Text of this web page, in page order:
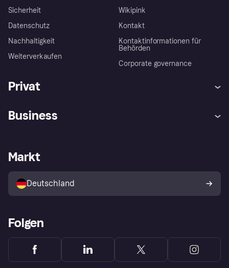
Sicherheit
Datenschutz
Nachhaltigkeit
Weiterverkaufen
Wikipink
Kontakt
Kontaktinformationen für
Behörden
Corporate governance
Privat
Klarna App
Shops entdecken
Käuferschutzrichtlinie
Dein Widerrufsrecht
Business
Händlerportal
Markt
Deutschland
Folgen